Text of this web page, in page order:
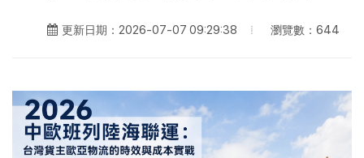
更新日期：2026-07-07 09:29:38 瀏覽數：644